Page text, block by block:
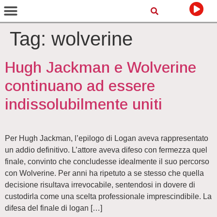
Tag: wolverine
Hugh Jackman e Wolverine
continuano ad essere
indissolubilmente uniti
Per Hugh Jackman, l’epilogo di Logan aveva rappresentato
un addio definitivo. L’attore aveva difeso con fermezza quel
finale, convinto che concludesse idealmente il suo percorso
con Wolverine. Per anni ha ripetuto a se stesso che quella
decisione risultava irrevocabile, sentendosi in dovere di
custodirla come una scelta professionale imprescindibile. La
difesa del finale di logan […]